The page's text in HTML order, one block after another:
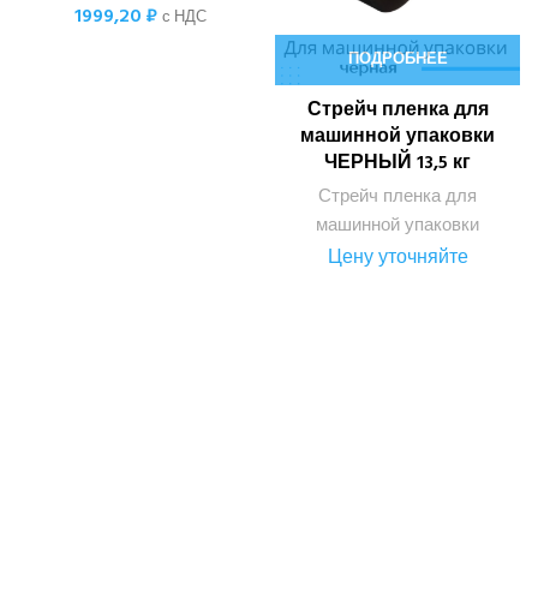
1999,20₽с НДС
ПОДРОБНЕЕ
Стрейч пленка для
машинной упаковки
ЧЕРНЫЙ 13,5 кг
Стрейч пленка для
машинной упаковки
Цену уточняйте